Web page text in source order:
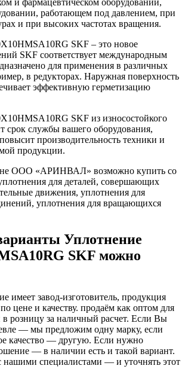
и фармацевтическом оборудовании,
работающем под давлением, при
и при высоких частотах вращения.
SKF – это новое
SKF соответствует международным
для применения в различных
в редукторах. Наружная поверхность
эффективную герметизацию
SKF из износостойкого
срок службы вашего оборудования,
производительность техники и
продукции.
ООО «АРИНВАЛ» возможно купить со
для деталей, совершающих
движения, уплотнения для
уплотнения для вращающихся
Уплотнение
SKF можно
имеет завод-изготовитель, продукция
цене и качеству. продаём как оптом для
в розницу за наличный расчет. Если Вы
— мы предложим одну марку, если
качество — другую. Если нужно
— в наличии есть и такой вариант.
нашими специалистами — и уточнять этот